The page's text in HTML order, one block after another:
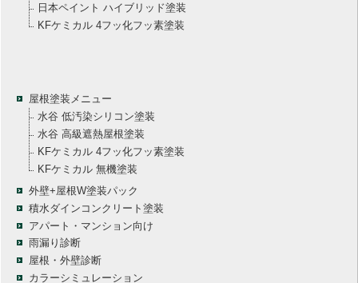
日本ペイント ハイブリッド塗装
KFケミカル 4フッ化フッ素塗装
屋根塗装メニュー
水谷 低汚染シリコン塗装
水谷 高級遮熱屋根塗装
KFケミカル 4フッ化フッ素塗装
KFケミカル 無機塗装
外壁+屋根W塗装パック
積水ダインコンクリート塗装
アパート・マンション向け
雨漏り診断
屋根・外壁診断
カラーシミュレーション